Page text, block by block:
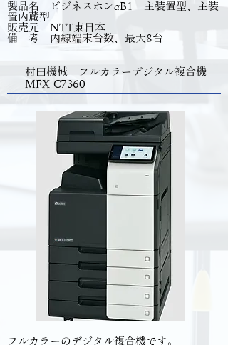
製品名 ビジネスホンαB1 主装置型、主装
置内蔵型
販売元 NTT東日本
備 考 内線端末台数、最大8台
村田機械 フルカラーデジタル複合機
MFX-C7360
フルカラーのデジタル複合機です。